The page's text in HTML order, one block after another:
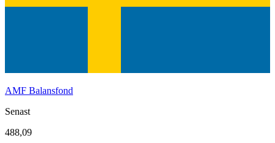
AMF Balansfond
Senast
488,09